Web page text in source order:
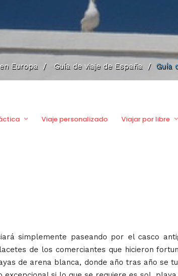
Europa / Guía de viaje de España / Guía
Viaje personalizado Viajar por libre
simplemente paseando por el casco
de los comerciantes que hicieron
de arena blanca, donde año tras año se